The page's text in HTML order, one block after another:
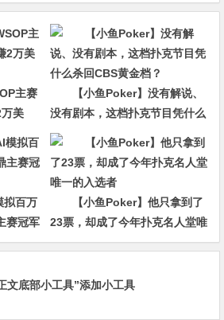
主赛
美
【小鱼Poker】没有解说、
没有剧本，这档扑克节目凭什么
杀回CBS黄金档？
拟百万
赛冠军
【小鱼Poker】他只拿到了
23票，却成了今年扑克名人堂唯
一的入选者
文底部小工具”添加小工具